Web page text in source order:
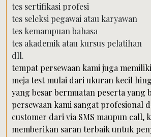
tes sertifikasi profesi
tes seleksi pegawai atau karyawan
tes kemampuan bahasa
tes akademik atau kursus pelatihan
dll.
tempat persewaan kami juga
meja test mulai dari ukuran kecil
yang besar bermuatan peserta yang
persewaan kami sangat profesional
customer dari via SMS maupun call,
memberikan saran terbaik untuk